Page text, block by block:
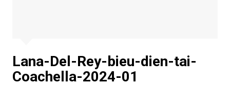
Lana-Del-Rey-bieu-dien-tai-
Coachella-2024-01